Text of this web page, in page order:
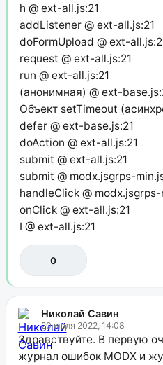
h @ ext-all.js:21
addListener @ ext-all.js:21
doFormUpload @ ext-
request @ ext-all.js:21
run @ ext-all.js:21
(анонимная) @ ext-
Объект setTimeout
defer @ ext-base.js:21
doAction @ ext-all.js:21
submit @ ext-all.js:21
submit @ modx.jsgrps-
handleClick @ modx.jsgrps-
onClick @ ext-all.js:21
I @ ext-all.js:21
0
Николай Савин
20 июля 2022, 14:08
Здравствуйте. В первую
журнал ошибок MODX и